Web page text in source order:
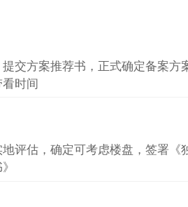
交方案推荐书，正式确定备案方
时间
评估，确定可考虑楼盘，签署《